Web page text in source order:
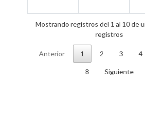
Mostrando registros del 1 al 10 de
registros
Anterior 1 2 3 4
8 Siguiente